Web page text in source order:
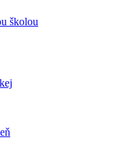
školou